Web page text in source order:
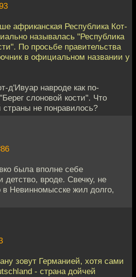
африканская Республика Кот-
называлась "Республика
По просьбе правительства
в официальном названии у
д'Ивуар навроде как по-
слоновой кости". Что
страны не понравилось?
была вполне себе
детство, вроде. Свечку, не
в Невинномысске жил долго,
зовут Германией, хотя сами
- страна дойчей